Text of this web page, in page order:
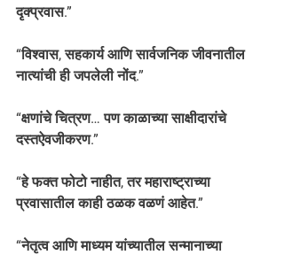
दृक्प्रवास.”
“विश्वास, सहकार्य आणि सार्वजनिक जीवनातील
नात्यांची ही जपलेली नोंद.”
“क्षणांचे चित्रण… पण काळाच्या साक्षीदारांचे
दस्तऐवजीकरण.”
“हे फक्त फोटो नाहीत, तर महाराष्ट्राच्या
प्रवासातील काही ठळक वळणं आहेत.”
“नेतृत्व आणि माध्यम यांच्यातील सन्मानाच्या